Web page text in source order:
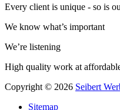
Every client is unique - so is
We know what’s important
We’re listening
High quality work at
Copyright © 2026 Seibert
Sitemap